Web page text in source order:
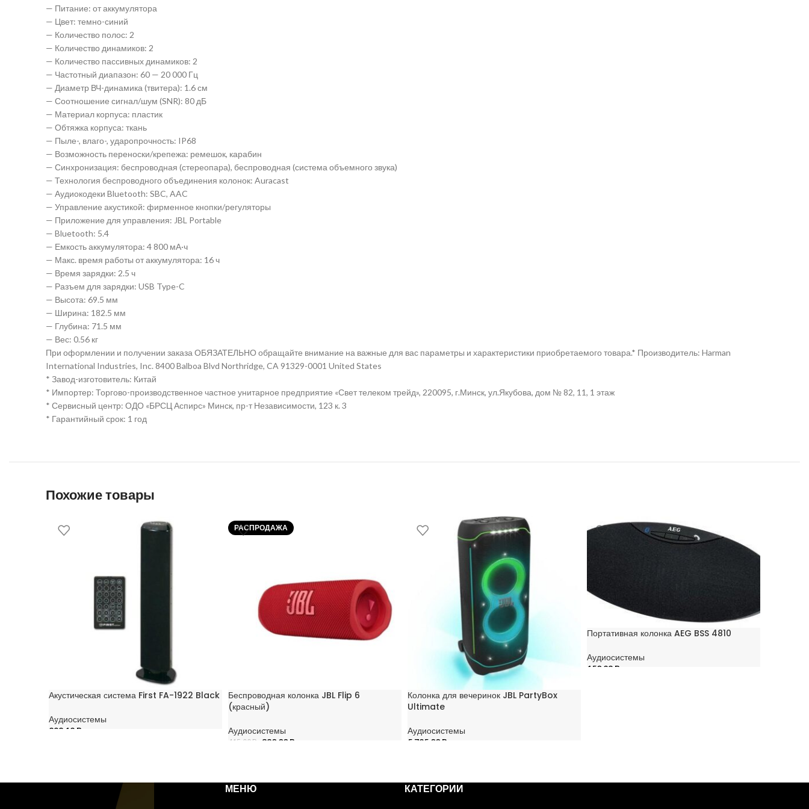
— Питание: от аккумулятора
— Цвет: темно-синий
— Количество полос: 2
— Количество динамиков: 2
— Количество пассивных динамиков: 2
— Частотный диапазон: 60 — 20 000 Гц
— Диаметр ВЧ-динамика (твитера): 1.6 см
— Соотношение сигнал/шум (SNR): 80 дБ
— Материал корпуса: пластик
— Обтяжка корпуса: ткань
— Пыле-, влаго-, ударопрочность: IP68
— Возможность переноски/крепежа: ремешок, карабин
— Синхронизация: беспроводная (стереопара), беспроводная (система объемного звука)
— Технология беспроводного объединения колонок: Auracast
— Аудиокодеки Bluetooth: SBC, AAC
— Управление акустикой: фирменное кнопки/регуляторы
— Приложение для управления: JBL Portable
— Bluetooth: 5.4
— Емкость аккумулятора: 4 800 мА·ч
— Макс. время работы от аккумулятора: 16 ч
— Время зарядки: 2.5 ч
— Разъем для зарядки: USB Type-C
— Высота: 69.5 мм
— Ширина: 182.5 мм
— Глубина: 71.5 мм
— Вес: 0.56 кг
При оформлении и получении заказа ОБЯЗАТЕЛЬНО обращайте внимание на важные для вас параметры и характеристики приобретаемого товара.* Производитель: Harman
International Industries, Inc. 8400 Balboa Blvd Northridge, CA 91329-0001 United States
* Завод-изготовитель: Китай
* Импортер: Торгово-производственное частное унитарное предприятие «Свет телеком трейд», 220095, г.Минск, ул.Якубова, дом № 82, 11, 1 этаж
* Сервисный центр: ОДО «БРСЦ Аспирс» Минск, пр-т Независимости, 123 к. 3
* Гарантийный срок: 1 год
Похожие товары
Акустическая система First FA-1922 Black
Аудиосистемы
298,12 Br
РАСПРОДАЖА
Беспроводная колонка JBL Flip 6
(красный)
Аудиосистемы
415,00 Br 380,00 Br
Колонка для вечеринок JBL PartyBox
Ultimate
Аудиосистемы
5 725,00 Br
Портативная колонка AEG BSS 4810
Аудиосистемы
150,28 Br
МЕНЮ КАТЕГОРИИ